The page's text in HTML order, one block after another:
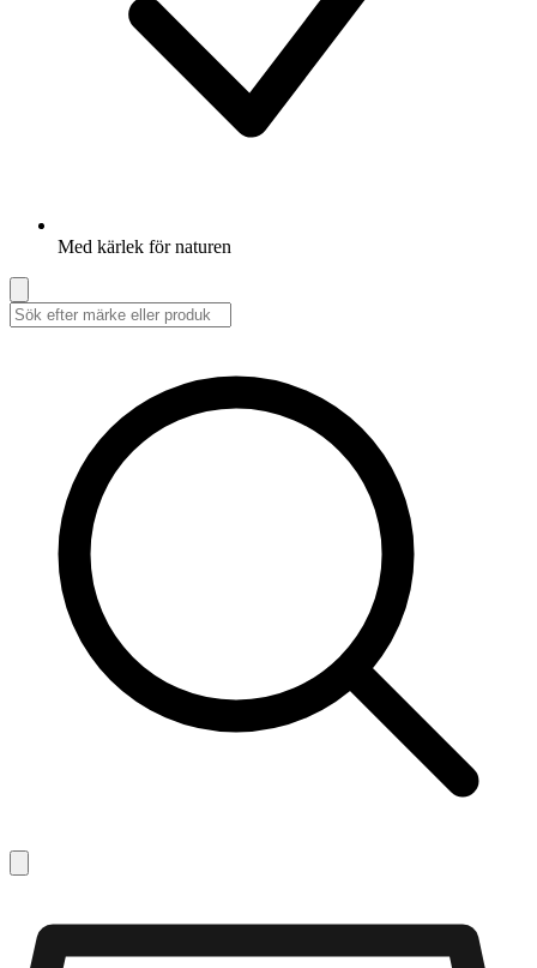
Med kärlek för naturen